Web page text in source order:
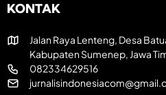
KONTAK
Jalan Raya Lenteng, Desa
Kabupaten Sumenep, Jawa
082334629516